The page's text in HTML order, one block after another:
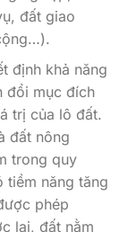
đất giao
định khả năng
đổi mục đích
trị của lô đất.
đất nông
trong quy
tiềm năng tăng
phép
lại, đất nằm